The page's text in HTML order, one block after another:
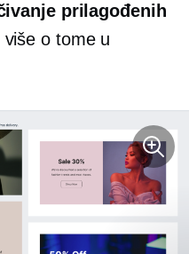
prilagođenih
o tome u